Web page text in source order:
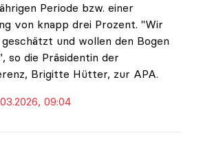
Periode bzw. einer
von knapp drei Prozent. "Wir
und wollen den Bogen
so die Präsidentin der
Brigitte Hütter, zur APA.
09:04